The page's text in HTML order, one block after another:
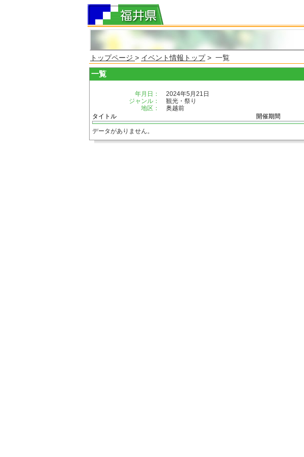
トップページ > イベント情報トップ> 一覧
一覧
年月日：
2024年5月21日
ジャンル：
観光・祭り
地区：
奥越前
タイトル
開催期間
データがありません。